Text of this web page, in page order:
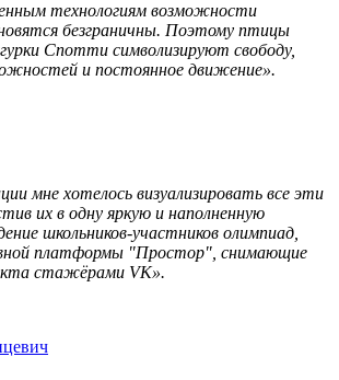
технологиям возможности
безграничны. Поэтому птицы
Спотти символизируют свободу,
и постоянное движение».
мне хотелось визуализировать все эти
их в одну яркую и наполненную
школьников-участников олимпиад,
платформы "Простор", снимающие
стажёрами VK».